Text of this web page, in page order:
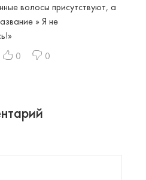
волосы присутствуют, а
» Я не
0 0